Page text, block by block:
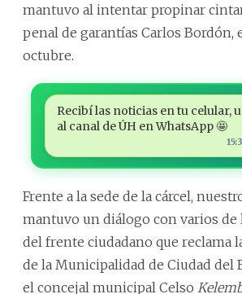
mantuvo al intentar propinar
penal de garantías Carlos Bordón,
octubre.
Recibí las noticias en tu celular,
al canal de ÚH en WhatsApp 🤩
Frente a la sede de la cárcel,
mantuvo un diálogo con varios
del frente ciudadano que reclama
de la Municipalidad de Ciudad del
el concejal municipal Celso